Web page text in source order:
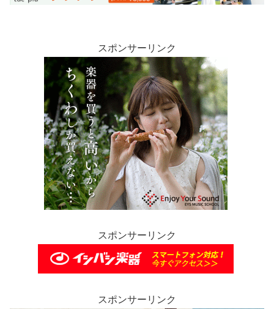
スポンサーリンク
スポンサーリンク
スポンサーリンク